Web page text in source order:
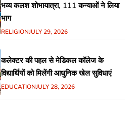
भव्य कलश शोभायात्रा, 111 कन्याओं ने लिया
भाग
RELIGIONJULY 29, 2026
कलेक्टर की पहल से मेडिकल कॉलेज के
विद्यार्थियों को मिलेंगी आधुनिक खेल सुविधाएं
EDUCATIONJULY 28, 2026